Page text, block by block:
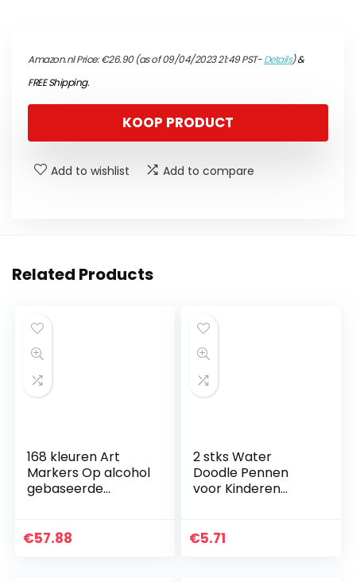
Amazon.nl Price:€26.90(as of 09/04/2023 21:49 PST-Details)&
FREE Shipping.
KOOP PRODUCT
Add to wishlist Add to compare
Related Products
168 kleuren Art
Markers Op alcohol
gebaseerde
alcoholbasis,
€57.88
2 stks Water
Doodle Pennen
voor Kinderen
Kleurpennen voor
€5.71